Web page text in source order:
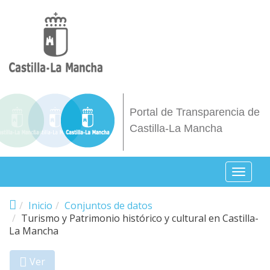
Portal de Transparencia de
Castilla-La Mancha
Toggle
Inicio
Conjuntos de datos
Turismo y Patrimonio histórico y cultural en Castilla-
La Mancha
Ver